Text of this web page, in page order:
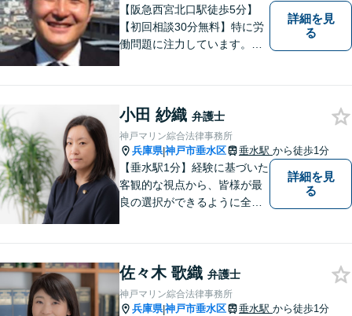
可】
【阪急西宮北口駅徒歩5分】
【初回相談30分無料】特に労
働問題に注力しています。残
民事事件，家事事件，刑事事
件も幅広く取り扱っておりま
す。
詳細を見
る
小田 紗織 弁護士
神戸マリン綜合法律事務所
兵庫県|神戸市垂水区 垂水駅 から徒歩1分
【垂水駅1分】経験に基づいた
客観的な視点から、皆様が最
良の選択ができるように全力
は数多くあります。 小さな悩
み事が大きなトラブルや事件
になってしまう前に、ご相談
詳細を見
る
佐々木 歌織 弁護士
神戸マリン綜合法律事務所
兵庫県|神戸市垂水区 垂水駅 から徒歩1分